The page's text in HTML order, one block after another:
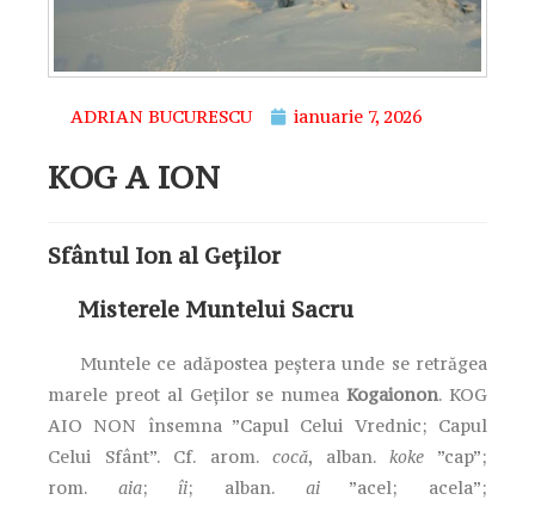
ADRIAN BUCURESCU ianuarie 7, 2026
KOG A ION
Sfântul Ion al Geților
Misterele Muntelui Sacru
Muntele ce adăpostea peștera unde se retrăgea
marele preot al Geților se numeaKogaionon. KOG
AIO NON însemna ”Capul Celui Vrednic; Capul
Celui Sfânt”. Cf. arom.cocă, alban.koke ”cap”;
rom. aia;îi; alban. ai”acel; acela”;